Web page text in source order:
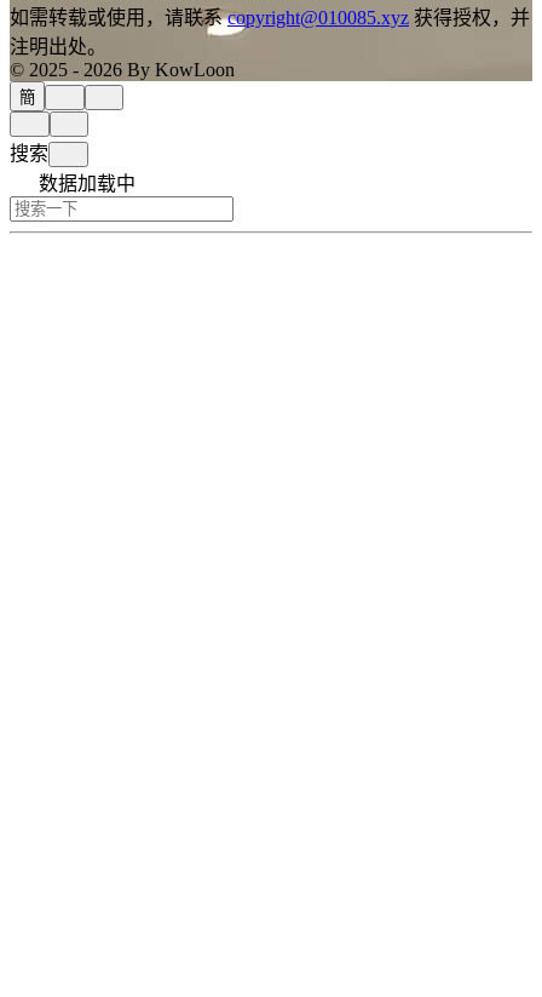
如需转载或使用，请联系copyright@010085.xyz 获得授权，并
注明出处。
© 2025 - 2026 By KowLoon
簡
搜索
数据加载中